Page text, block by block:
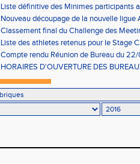
Liste définitive des Minimes participants
au 28/08
Nouveau découpage de la nouvelle ligue
appel à candidature Reg de Cross
Classement final du Challenge des
dernières étapes
Liste des athletes retenus pour le Stage
Compte rendu Réunion de Bureau du
HORAIRES D'OUVERTURE DES